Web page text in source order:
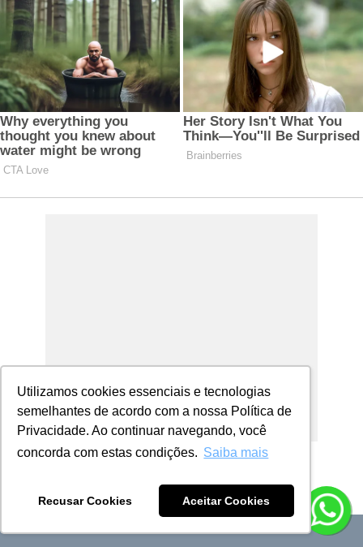
Utilizamos cookies essenciais e tecnologias
semelhantes de acordo com a nossa Política de
Privacidade. Ao continuar navegando, você
concorda com estas condições. Saiba mais
Recusar Cookies Aceitar Cookies